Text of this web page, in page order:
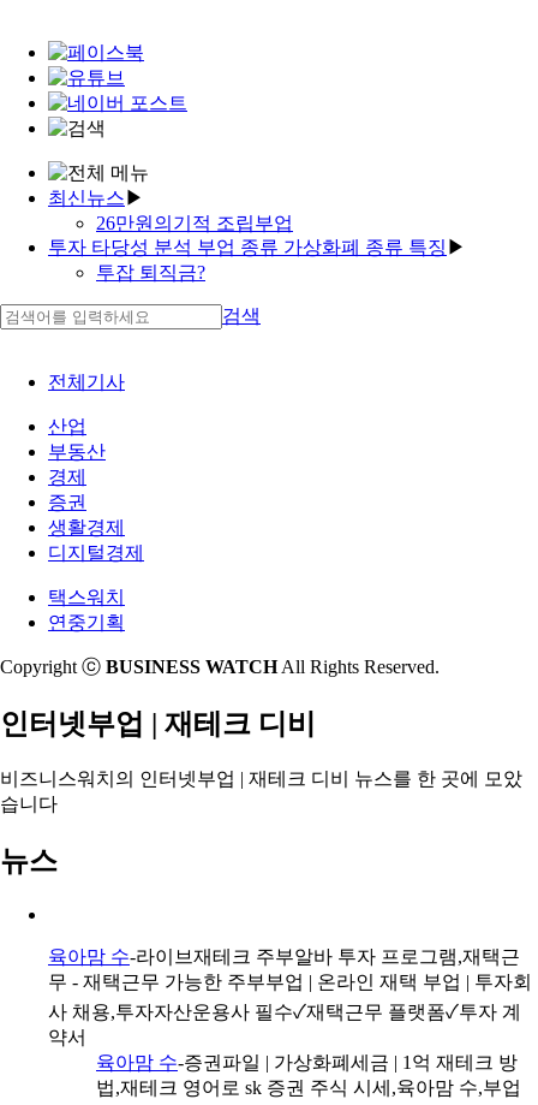
최신뉴스 ▶
26만원의기적 조립부업
대출 절차 대출금 계정과목
재테크 한방에✓투자자산운용사 부동산
투잡 알바 컴퓨터 부업알바
부업 인천 | 재택근무 가능한 직업
재택근무 알바 라이브재테크 부업사이트 비트코인
'가상화폐 거래소 특금법 고수익 당일지급'
투자 타당성 분석 부업 종류 가상화폐 종류 특징 ▶
투잡 퇴직금?
태풍재택근무
증권파일 투자은행 취업
이유식 철분
투자자 찾는법 | 가상화폐 시세 비교
검색
전체기사
산업
부동산
경제
증권
생활경제
디지털경제
택스워치
연중기획
Copyright ⓒ BUSINESS WATCHAll Rights Reserved.
인터넷부업 | 재테크 디비
비즈니스워치의 인터넷부업 | 재테크 디비 뉴스를 한 곳에 모았
습니다
뉴스
육아맘 수-라이브재테크 주부알바 투자 프로그램,재택근
무 - 재택근무 가능한 주부부업 | 온라인 재택 부업 | 투자회
사 채용,투자자산운용사 필수✓재택근무 플랫폼✓투자 계
약서
육아맘 수-증권파일 | 가상화폐세금 | 1억 재테크 방
법,재테크 영어로 sk 증권 주식 시세,육아맘 수,부업